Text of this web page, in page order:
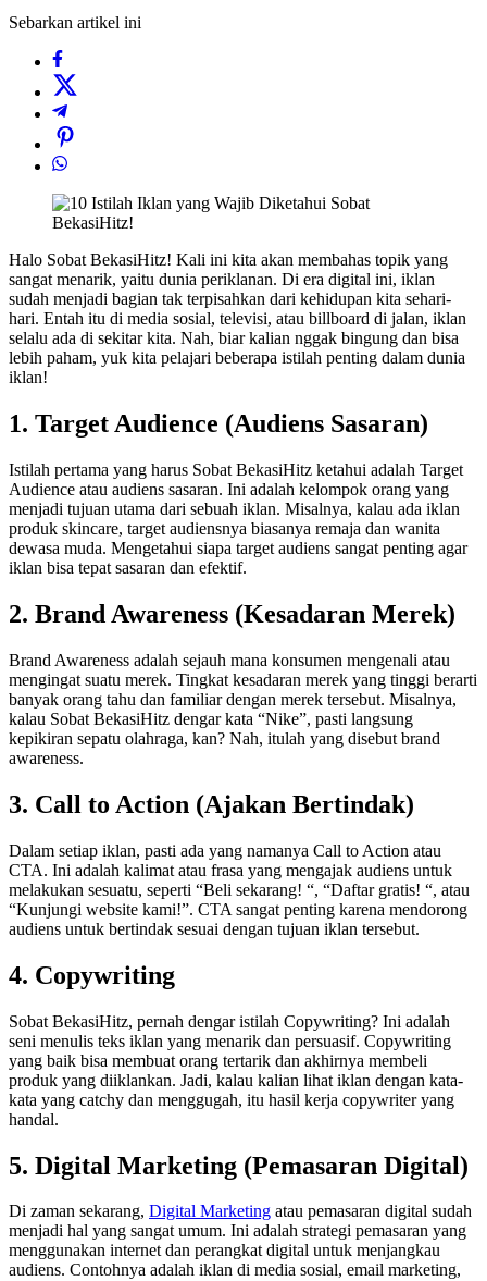
Sebarkan artikel ini
Halo Sobat BekasiHitz! Kali ini kita akan membahas topik yang
sangat menarik, yaitu dunia periklanan. Di era digital ini, iklan
sudah menjadi bagian tak terpisahkan dari kehidupan kita sehari-
hari. Entah itu di media sosial, televisi, atau billboard di jalan, iklan
selalu ada di sekitar kita. Nah, biar kalian nggak bingung dan bisa
lebih paham, yuk kita pelajari beberapa istilah penting dalam dunia
iklan!
1. Target Audience (Audiens Sasaran)
Istilah pertama yang harus Sobat BekasiHitz ketahui adalah Target
Audience atau audiens sasaran. Ini adalah kelompok orang yang
menjadi tujuan utama dari sebuah iklan. Misalnya, kalau ada iklan
produk skincare, target audiensnya biasanya remaja dan wanita
dewasa muda. Mengetahui siapa target audiens sangat penting agar
iklan bisa tepat sasaran dan efektif.
2. Brand Awareness (Kesadaran Merek)
Brand Awareness adalah sejauh mana konsumen mengenali atau
mengingat suatu merek. Tingkat kesadaran merek yang tinggi berarti
banyak orang tahu dan familiar dengan merek tersebut. Misalnya,
kalau Sobat BekasiHitz dengar kata “Nike”, pasti langsung
kepikiran sepatu olahraga, kan? Nah, itulah yang disebut brand
awareness.
3. Call to Action (Ajakan Bertindak)
Dalam setiap iklan, pasti ada yang namanya Call to Action atau
CTA. Ini adalah kalimat atau frasa yang mengajak audiens untuk
melakukan sesuatu, seperti “Beli sekarang! “, “Daftar gratis! “, atau
“Kunjungi website kami!”. CTA sangat penting karena mendorong
audiens untuk bertindak sesuai dengan tujuan iklan tersebut.
4. Copywriting
Sobat BekasiHitz, pernah dengar istilah Copywriting? Ini adalah
seni menulis teks iklan yang menarik dan persuasif. Copywriting
yang baik bisa membuat orang tertarik dan akhirnya membeli
produk yang diiklankan. Jadi, kalau kalian lihat iklan dengan kata-
kata yang catchy dan menggugah, itu hasil kerja copywriter yang
handal.
5. Digital Marketing (Pemasaran Digital)
Di zaman sekarang, Digital Marketing atau pemasaran digital sudah
menjadi hal yang sangat umum. Ini adalah strategi pemasaran yang
menggunakan internet dan perangkat digital untuk menjangkau
audiens. Contohnya adalah iklan di media sosial, email marketing,